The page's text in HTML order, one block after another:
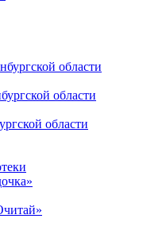
области
области
области